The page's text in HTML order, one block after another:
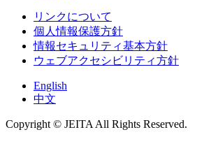
リンクについて
個人情報保護方針
情報セキュリティ基本方針
ウェブアクセシビリティ方針
English
中文
Copyright © JEITA All Rights Reserved.